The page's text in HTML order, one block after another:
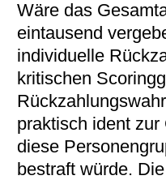
Wäre das
eintausend
individuelle
kritischen
praktisch ident
diese
bestraft würde.